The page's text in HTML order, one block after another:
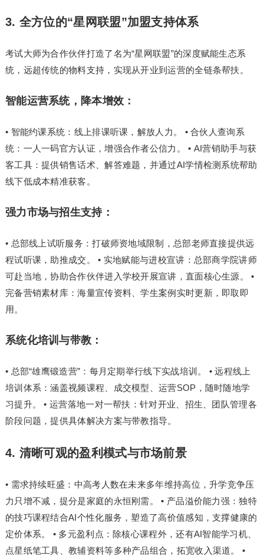
3. 全方位的“星网联盟”加盟支持体系
考试大师为合作伙伴打造了名为“星网联盟”的深度赋能生态系
统，远超传统的物料支持，实现从开业到运营的全链条帮扶。
智能运营系统，降本增效：
• 智能约课系统：线上排课听课，解放人力。 • 合伙人查询系
统：一人一码官方认证，增强合作者公信力。 • AI营销助手与获
客工具：提供销售话术、解答难题，并通过AI学情检测系统帮助
线下低成本精准获客。
强力市场与招生支持：
• 总部线上试听服务：打破师资地域限制，总部老师直接提供远
程试听课，助推成交。 • 实地赋能与进校宣讲：总部商学院讲师
可赴当地，协助合作伙伴进入学校开展宣讲，直面核心生源。 •
完备营销素材库：海量宣传资料、学生案例实时更新，即取即
用。
系统化培训与带教：
• 总部“雄鹰锻造营”：每月定期举行线下实战培训。 • 远程线上
培训体系：涵盖视频课程、成交模型、运营SOP，随时随地学
习提升。 • 运营落地一对一帮扶：针对开业、招生、团队管理各
阶段问题，提供具体解决方案与带教指导。
4. 清晰可观的盈利模式与市场前景
• 需求持续旺盛：中高考人数在未来多年维持高位，升学竞争压
力只增不减，提分是家庭的永恒刚需。 • 产品溢价能力强：独特
的技巧课程结合AI个性化服务，塑造了高价值感知，支撑健康的
定价体系。 • 多元盈利点：除核心课程外，还有AI智能学习机、
点星纸笔工具、教辅资料等多种产品组合，拓宽收入渠道。 •